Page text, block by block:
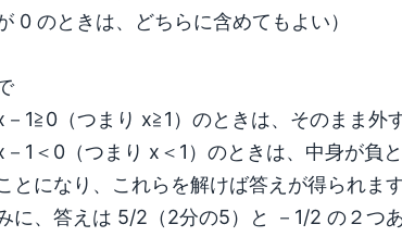
0 のときは、どちらに含めてもよい）
x－1≧0（つまり x≧1）のときは、そのまま
x－1＜0（つまり x＜1）のときは、中身が負
とになり、これらを解けば答えが得られます
に、答えは 5/2（2分の5）と －1/2 の２つあ